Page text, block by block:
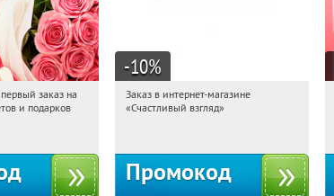
Получили:
заказ на
и подарков
-10%
00:03:50
Получи первым!
Заказ в интернет-магазине
«Счастливый взгляд»
Промокод